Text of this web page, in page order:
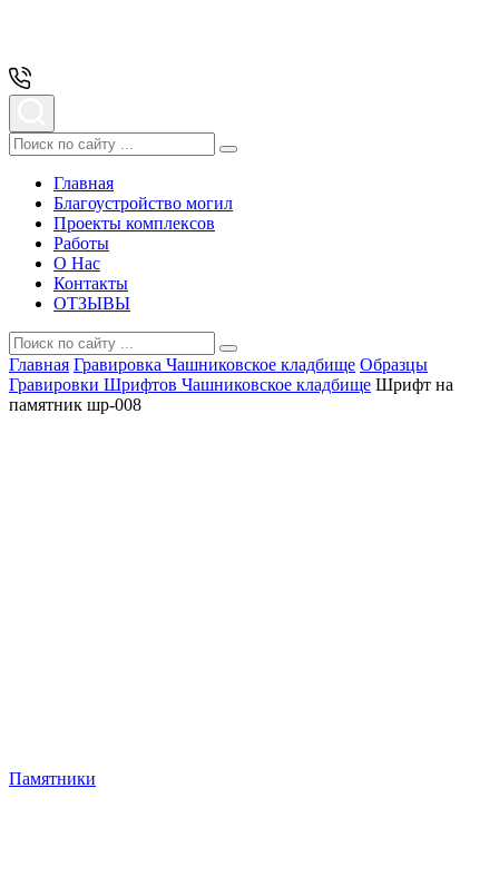
Главная
Благоустройство могил
Проекты комплексов
Работы
О Нас
Контакты
ОТЗЫВЫ
Главная Гравировка Чашниковское кладбище Образцы
Гравировки Шрифтов Чашниковское кладбище Шрифт на
памятник шр-008
Памятники